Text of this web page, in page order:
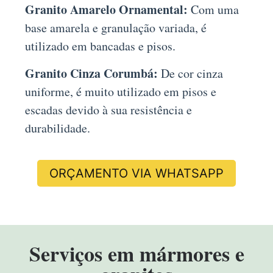
Granito Amarelo Ornamental: Com uma
base amarela e granulação variada, é
utilizado em bancadas e pisos.
Granito Cinza Corumbá: De cor cinza
uniforme, é muito utilizado em pisos e
escadas devido à sua resistência e
durabilidade.
ORÇAMENTO VIA WHATSAPP
Serviços em mármores e